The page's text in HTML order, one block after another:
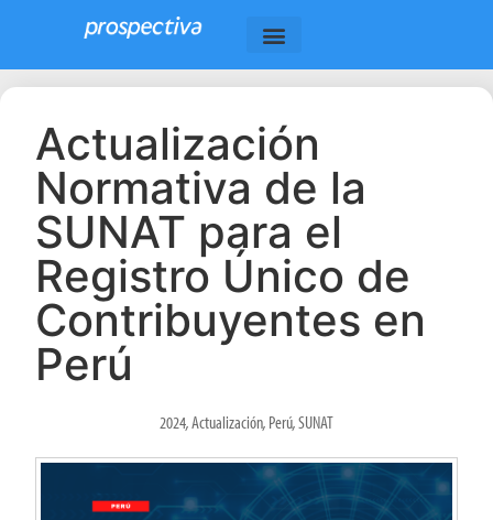
Actualización
Normativa de la
SUNAT para el
Registro Único de
Contribuyentes en
Perú
2024,Actualización, Perú,SUNAT